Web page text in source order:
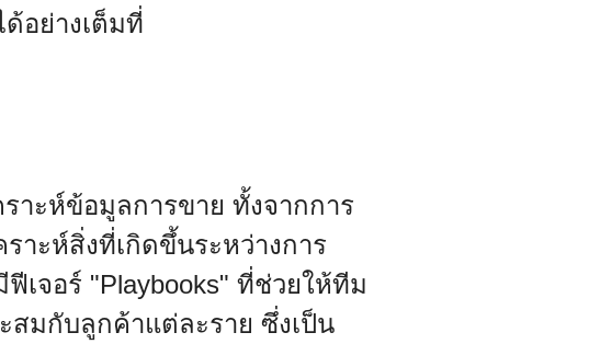
อย่างเต็มที่
าะห์ข้อมูลการขาย ทั้งจากการ
าะห์สิ่งที่เกิดขึ้นระหว่างการ
เจอร์ "Playbooks" ที่ช่วยให้ทีม
สมกับลูกค้าแต่ละราย ซึ่งเป็น